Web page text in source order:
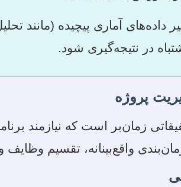
داده‌های آماری پیچیده (مانند
در نتیجه‌گیری شود.
پروژه
زمان‌بر است که نیازمند
واقع‌بینانه، تقسیم